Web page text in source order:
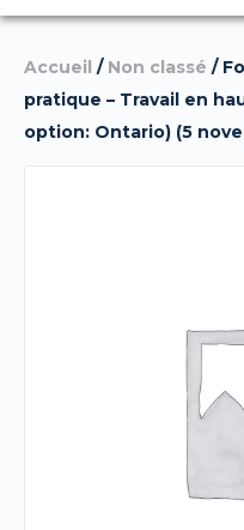
Accueil / Non classé /
pratique – Travail en
option: Ontario) (5